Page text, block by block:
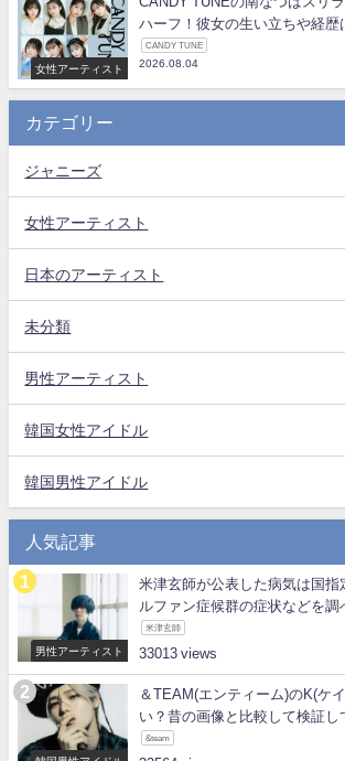
女性アーティスト
ハーフ！彼女の生い立ちや経歴
CANDY TUNE
2026.08.04
カテゴリー
ジャニーズ
女性アーティスト
日本のアーティスト
未分類
男性アーティスト
韓国女性アイドル
韓国男性アイドル
人気記事
男性アーティスト
米津玄師が公表した病気は国指
ルファン症候群の症状などを調
米津玄師
33013
＆TEAM(エンティーム)のK(ケ
い？昔の画像と比較して検証し
&team